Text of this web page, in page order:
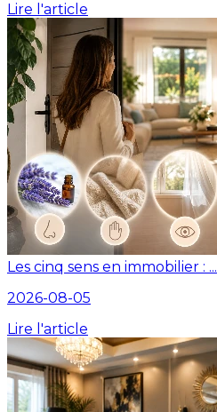
Lire l'article
Les cinq sens en immobilier : ...
2026-08-05
Lire l'article